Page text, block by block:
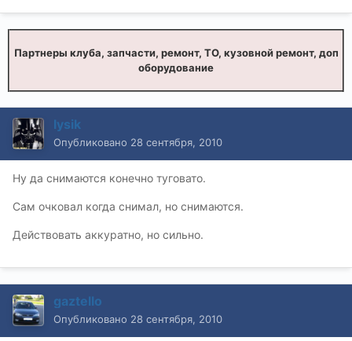
Партнеры клуба, запчасти, ремонт, ТО, кузовной ремонт, доп
оборудование
lysik
Опубликовано 28 сентября, 2010
Ну да снимаются конечно туговато.
Сам очковал когда снимал, но снимаются.
Действовать аккуратно, но сильно.
gaztello
Опубликовано 28 сентября, 2010